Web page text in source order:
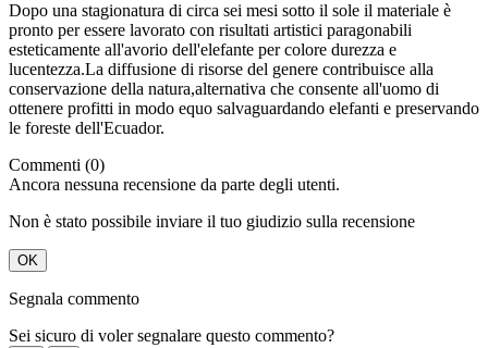
Dopo una stagionatura di circa sei mesi sotto il sole il materiale è
pronto per essere lavorato con risultati artistici paragonabili
esteticamente all'avorio dell'elefante per colore durezza e
lucentezza.La diffusione di risorse del genere contribuisce alla
conservazione della natura,alternativa che consente all'uomo di
ottenere profitti in modo equo salvaguardando elefanti e preservando
le foreste dell'Ecuador.
Commenti (0)
Ancora nessuna recensione da parte degli utenti.
Non è stato possibile inviare il tuo giudizio sulla recensione
OK
Segnala commento
Sei sicuro di voler segnalare questo commento?